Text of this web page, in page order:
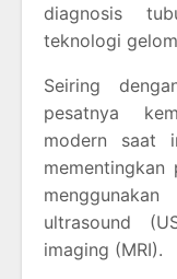
diagnosis
teknologi
Seiring
pesatnya
modern saat
mementingkan
ultrasound
imaging (MRI).